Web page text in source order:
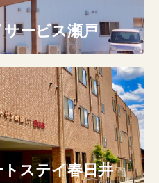
ービス瀬戸
ステイ春日井